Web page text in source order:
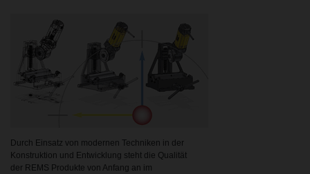
Durch Einsatz von modernen Techniken in der
Konstruktion und Entwicklung steht die Qualität
der REMS Produkte von Anfang an im